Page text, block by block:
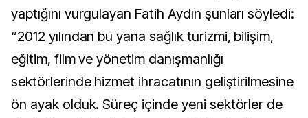
yaptığını vurgulayan Fatih Aydın şunları söyledi:
“2012 yılından bu yana sağlık turizmi, bilişim,
eğitim, film ve yönetim danışmanlığı
sektörlerinde hizmet ihracatının geliştirilmesine
ön ayak olduk. Süreç içinde yeni sektörler de